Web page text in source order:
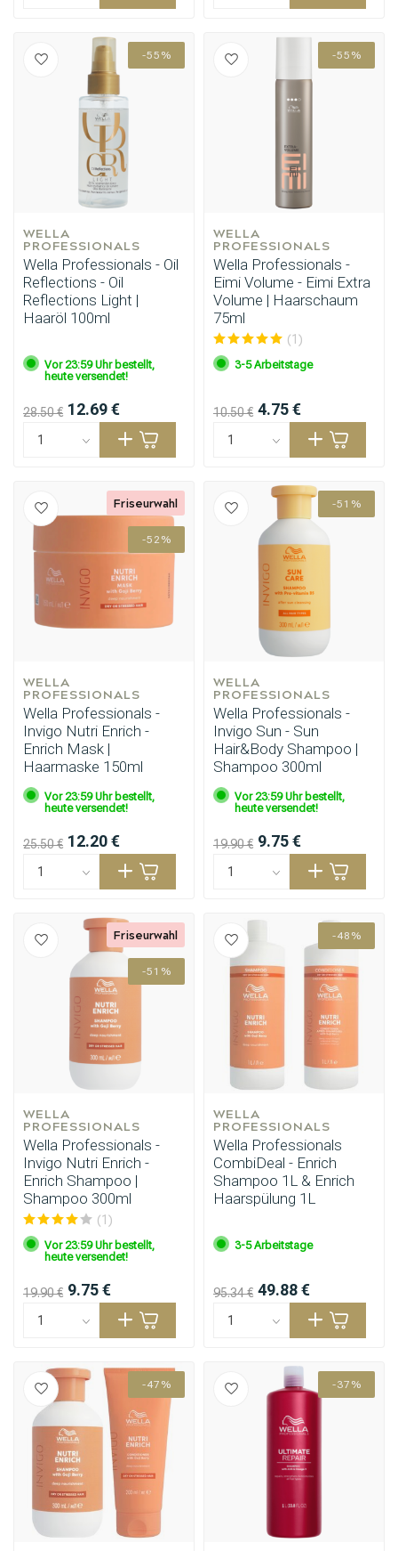
-55%
WELLA
PROFESSIONALS
Wella Professionals - Oil
Reflections - Oil
Reflections Light |
Haaröl 100ml
Vor 23:59 Uhr bestellt,
heute versendet!
28.50 € 12.69 €
-55%
WELLA
PROFESSIONALS
Wella Professionals -
Eimi Volume - Eimi Extra
Volume | Haarschaum
75ml
(1)
3-5 Arbeitstage
10.50 € 4.75 €
-52%
WELLA
PROFESSIONALS
Wella Professionals -
Invigo Nutri Enrich -
Enrich Mask |
Haarmaske 150ml
Vor 23:59 Uhr bestellt,
heute versendet!
25.50 € 12.20 €
Friseurwahl -51%
WELLA
PROFESSIONALS
Wella Professionals -
Invigo Sun - Sun
Hair&Body Shampoo |
Shampoo 300ml
Vor 23:59 Uhr bestellt,
heute versendet!
19.90 € 9.75 €
-51%
WELLA
PROFESSIONALS
Wella Professionals -
Invigo Nutri Enrich -
Enrich Shampoo |
Shampoo 300ml
(1)
Vor 23:59 Uhr bestellt,
heute versendet!
19.90 € 9.75 €
Friseurwahl -48%
WELLA
PROFESSIONALS
Wella Professionals
CombiDeal - Enrich
Shampoo 1L & Enrich
Haarspülung 1L
3-5 Arbeitstage
95.34 € 49.88 €
-47% -37%